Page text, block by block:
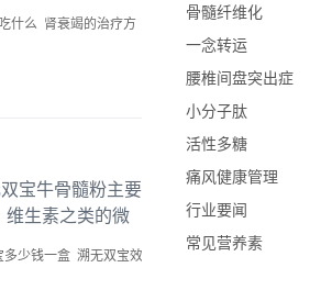
什么 肾衰竭的治疗方
宝牛骨髓粉主要
生素之类的微
多少钱一盒 溯无双宝效
骨髓纤维化
一念转运
腰椎间盘突出症
小分子肽
活性多糖
痛风健康管理
行业要闻
常见营养素